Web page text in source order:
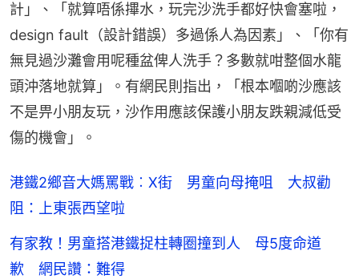
計」、「就算唔係𢳂水，玩完沙洗手都好快會塞啦，
design fault（設計錯誤）多過係人為因素」、「你有
無見過沙灘會用呢種盆俾人洗手？多數就咁整個水龍
頭沖落地就算」。有網民則指出，「根本嗰啲沙應該
不是畀小朋友玩，沙作用應該保護小朋友跌親減低受
傷的機會」。
港鐵2鄉音大媽罵戰︰X街 男童向母掩咀 大叔勸
阻：上東張西望啦
有家教！男童搭港鐵捉柱轉圈撞到人 母5度命道
歉 網民讚：難得